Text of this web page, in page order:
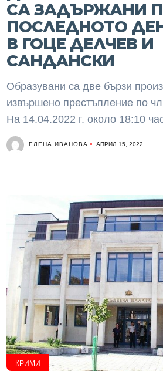
СА ЗАДЪРЖАНИ
ПОСЛЕДНОТО
В ГОЦЕ ДЕЛЧЕВ И
САНДАНСКИ
Образувани са две бързи
извършено престъпление по
На 14.04.2022 г. около 18:10
ЕЛЕНА ИВАНОВА АПРИЛ 15, 2022
КРИМИ